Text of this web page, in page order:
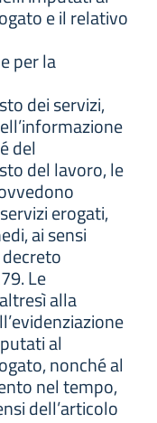
e il relativo
per la
dei servizi,
del
del lavoro, le
erogati,
ai sensi
Le
alla
al
nonché al
nel tempo,
dell’articolo